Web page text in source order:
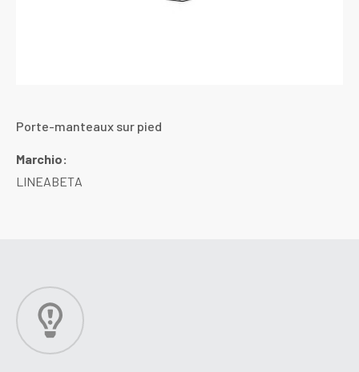
Porte-manteaux sur pied
Marchio:
LINEABETA